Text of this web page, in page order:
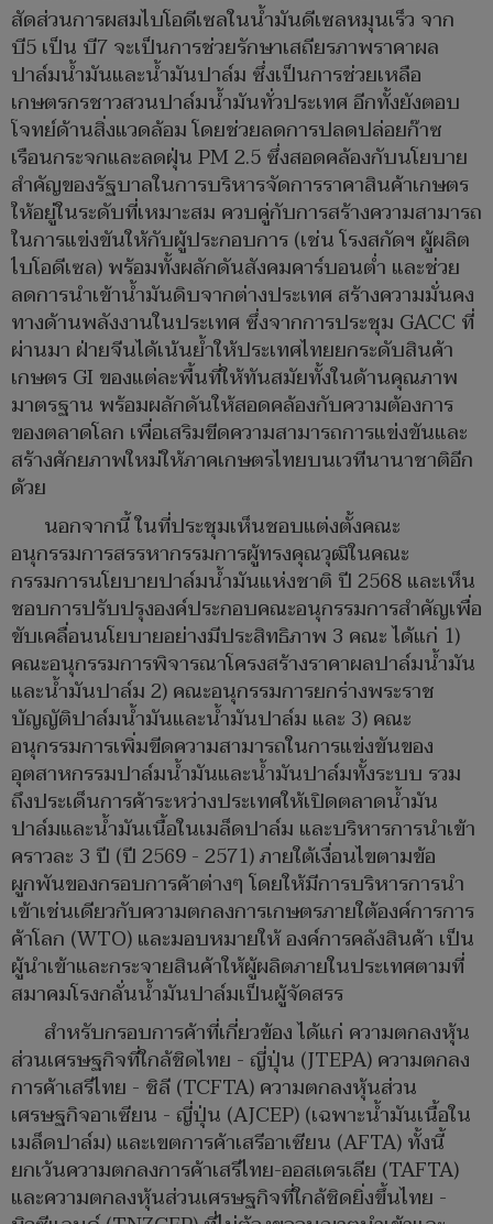
สัดส่วนการผสมไบโอดีเซลในน้ำมันดีเซลหมุนเร็ว จาก
บี5 เป็น บี7 จะเป็นการช่วยรักษาเสถียรภาพราคาผล
ปาล์มน้ำมันและน้ำมันปาล์ม ซึ่งเป็นการช่วยเหลือ
เกษตรกรชาวสวนปาล์มน้ำมันทั่วประเทศ อีกทั้งยังตอบ
โจทย์ด้านสิ่งแวดล้อม โดยช่วยลดการปลดปล่อยก๊าซ
เรือนกระจกและลดฝุ่น PM 2.5 ซึ่งสอดคล้องกับนโยบาย
สำคัญของรัฐบาลในการบริหารจัดการราคาสินค้าเกษตร
ให้อยู่ในระดับที่เหมาะสม ควบคู่กับการสร้างความสามารถ
ในการแข่งขันให้กับผู้ประกอบการ (เช่น โรงสกัดฯ ผู้ผลิต
ไบโอดีเซล) พร้อมทั้งผลักดันสังคมคาร์บอนต่ำ และช่วย
ลดการนำเข้าน้ำมันดิบจากต่างประเทศ สร้างความมั่นคง
ทางด้านพลังงานในประเทศ ซึ่งจากการประชุม GACC ที่
ผ่านมา ฝ่ายจีนได้เน้นย้ำให้ประเทศไทยยกระดับสินค้า
เกษตร GI ของแต่ละพื้นที่ให้ทันสมัยทั้งในด้านคุณภาพ
มาตรฐาน พร้อมผลักดันให้สอดคล้องกับความต้องการ
ของตลาดโลก เพื่อเสริมขีดความสามารถการแข่งขันและ
สร้างศักยภาพใหม่ให้ภาคเกษตรไทยบนเวทีนานาชาติอีก
ด้วย
นอกจากนี้ ในที่ประชุมเห็นชอบแต่งตั้งคณะ
อนุกรรมการสรรหากรรมการผู้ทรงคุณวุฒิในคณะ
กรรมการนโยบายปาล์มน้ำมันแห่งชาติ ปี 2568 และเห็น
ชอบการปรับปรุงองค์ประกอบคณะอนุกรรมการสำคัญเพื่อ
ขับเคลื่อนนโยบายอย่างมีประสิทธิภาพ 3 คณะ ได้แก่ 1)
คณะอนุกรรมการพิจารณาโครงสร้างราคาผลปาล์มน้ำมัน
และน้ำมันปาล์ม 2) คณะอนุกรรมการยกร่างพระราช
บัญญัติปาล์มน้ำมันและน้ำมันปาล์ม และ 3) คณะ
อนุกรรมการเพิ่มขีดความสามารถในการแข่งขันของ
อุตสาหกรรมปาล์มน้ำมันและน้ำมันปาล์มทั้งระบบ รวม
ถึงประเด็นการค้าระหว่างประเทศให้เปิดตลาดน้ำมัน
ปาล์มและน้ำมันเนื้อในเมล็ดปาล์ม และบริหารการนำเข้า
คราวละ 3 ปี (ปี 2569 - 2571) ภายใต้เงื่อนไขตามข้อ
ผูกพันของกรอบการค้าต่างๆ โดยให้มีการบริหารการนำ
เข้าเช่นเดียวกับความตกลงการเกษตรภายใต้องค์การการ
ค้าโลก (WTO) และมอบหมายให้ องค์การคลังสินค้า เป็น
ผู้นำเข้าและกระจายสินค้าให้ผู้ผลิตภายในประเทศตามที่
สมาคมโรงกลั่นน้ำมันปาล์มเป็นผู้จัดสรร
สำหรับกรอบการค้าที่เกี่ยวข้อง ได้แก่ ความตกลงหุ้น
ส่วนเศรษฐกิจที่ใกล้ชิดไทย - ญี่ปุ่น (JTEPA) ความตกลง
การค้าเสรีไทย - ชิลี (TCFTA) ความตกลงหุ้นส่วน
เศรษฐกิจอาเซียน - ญี่ปุ่น (AJCEP) (เฉพาะน้ำมันเนื้อใน
เมล็ดปาล์ม) และเขตการค้าเสรีอาเซียน (AFTA) ทั้งนี้
ยกเว้นความตกลงการค้าเสรีไทย-ออสเตรเลีย (TAFTA)
และความตกลงหุ้นส่วนเศรษฐกิจที่ใกล้ชิดยิ่งขึ้นไทย -